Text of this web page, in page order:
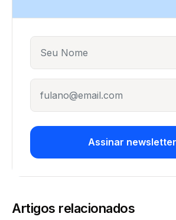
Assinar newsletter
Artigos relacionados